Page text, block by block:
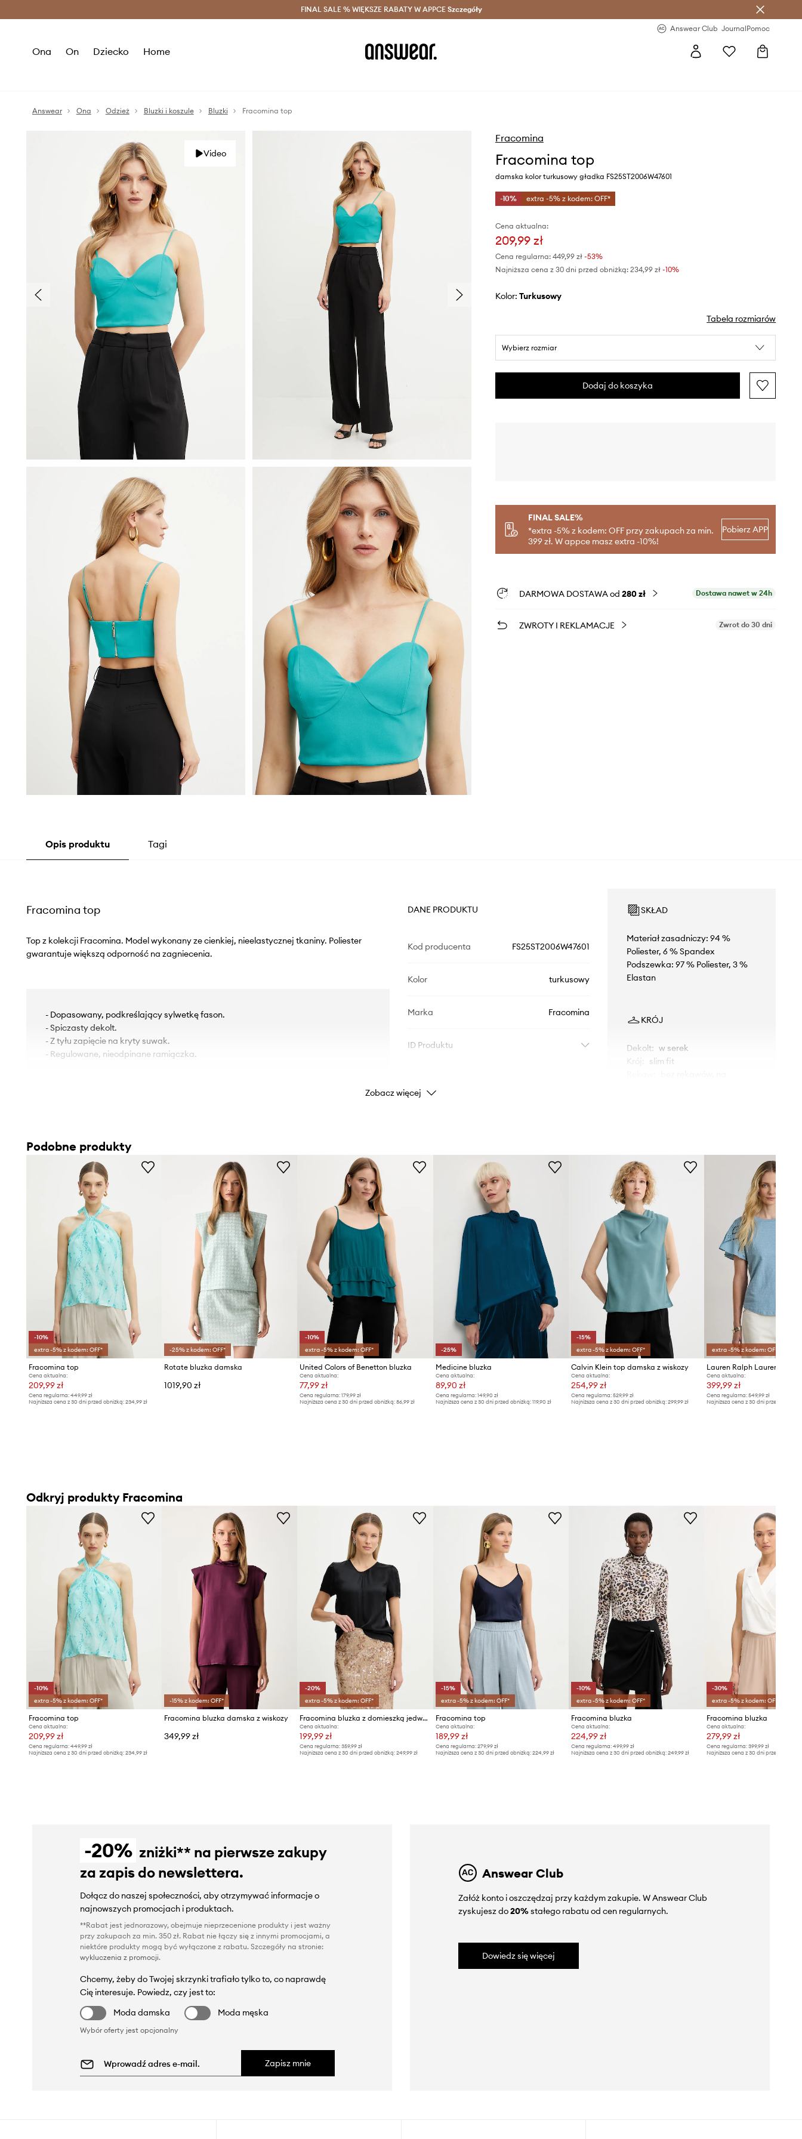
Oszczędzaj z Answear Club > Dostawa nawet w 24h >
FINAL SALE % WIĘKSZE RABATY W APPCE Szczegóły
Answear Club JournalPomoc
Ona On Dziecko Home
Answear Ona Odzież Bluzki i koszule Bluzki Fracomina top
Video
Fracomina
Fracomina top
damska kolor turkusowy gładka FS25ST2006W47601
-10% extra -5% z kodem: OFF*
Cena aktualna:
209,99 zł
Cena regularna: 449,99 zł-53%
Najniższa cena z 30 dni przed obniżką: 234,99 zł -10%
Kolor: turkusowy
Tabela rozmiarów
Wybierz rozmiar
Dodaj do koszyka
FINAL SALE%
*extra -5% z kodem: OFF przy zakupach za min.
399 zł. W appce masz extra -10%!
Pobierz APP
DARMOWA DOSTAWA od 280 zł Dostawa nawet w 24h
ZWROTY I REKLAMACJE Zwrot do 30 dni
Opis produktu Tagi
Fracomina top
Top z kolekcji Fracomina. Model wykonany ze cienkiej, nieelastycznej tkaniny. Poliester
gwarantuje większą odporność na zagniecenia.
- Dopasowany, podkreślający sylwetkę fason.
- Spiczasty dekolt.
- Z tyłu zapięcie na kryty suwak.
- Regulowane, nieodpinane ramiączka.
DANE PRODUKTU
Kod producenta FS25ST2006W47601
Kolor turkusowy
Marka Fracomina
ID Produktu
SKŁAD
Materiał zasadniczy: 94 %
Poliester, 6 % Spandex
Podszewka: 97 % Poliester, 3 %
Elastan
KRÓJ
Dekolt: w serek
Krój
slim fit
Modelka ze zdjęcia ma 177 cm
wzrostu i ma na sobie rozmiar S.
Rozmiarówka standardowa
Zalecamy wybór rozmiaru, jaki nosisz
zazwyczaj.
Rozmiary prezentowane w sklepie
zostały przeliczone na standardową,
europejską tabelę rozmiarową. Na
metce dostarczonego produktu
znajduje się oryginalne oznaczenie
producenta.
Tabela rozmiarów
Zobacz więcej
Podobne produkty
-10%
extra -5% z kodem: OFF*
Fracomina top
Cena aktualna:
209,99 zł
Cena regularna: 449,99 zł
Najniższa cena z 30 dni przed obniżką: 234,99 zł
-25% z kodem: OFF*
Rotate bluzka damska
1019,90 zł
-10%
extra -5% z kodem: OFF*
United Colors of Benetton bluzka
Cena aktualna:
77,99 zł
Cena regularna: 179,99 zł
Najniższa cena z 30 dni przed obniżką: 86,99 zł
-25%
Medicine bluzka
Cena aktualna:
89,90 zł
Cena regularna: 149,90 zł
Najniższa cena z 30 dni przed obniżką: 119,90 zł
-15%
extra -5% z kodem: OFF*
Calvin Klein top damska z wiskozy
Cena aktualna:
254,99 zł
Cena regularna:529,99 zł
Najniższa cena z 30 dni przed obniżką:299,99 zł
extra -5% z kodem: OFF*
Cena aktualna:
399,99 zł
Cena regularna: 549,99 zł
Najniższa cena z 30 dni przed obniżką:
Odkryj produkty Fracomina
-10%
extra -5% z kodem: OFF*
Fracomina top
Cena aktualna:
209,99 zł
Cena regularna: 449,99 zł
Najniższa cena z 30 dni przed obniżką: 234,99 zł
-15% z kodem: OFF*
Fracomina bluzka damska z wiskozy
349,99 zł
-20%
extra -5% z kodem: OFF*
Fracomina bluzka z domieszką jedwabiu
Cena aktualna:
199,99 zł
Cena regularna: 359,99 zł
Najniższa cena z 30 dni przed obniżką: 249,99 zł
-15%
extra -5% z kodem: OFF*
Fracomina top
Cena aktualna:
189,99 zł
Cena regularna: 279,99 zł
Najniższa cena z 30 dni przed obniżką: 224,99 zł
-10%
extra -5% z kodem: OFF*
Fracomina bluzka
Cena aktualna:
224,99 zł
Cena regularna:499,99 zł
Najniższa cena z 30 dni przed obniżką:249,99 zł
-30%
extra -5% z kodem: OFF*
Fracomina bluzka
Cena aktualna:
279,99 zł
Cena regularna: 399,99 zł
Najniższa cena z 30 dni przed obniżką:
-20% zniżki** na pierwsze zakupy
za zapis do newslettera.
Dołącz do naszej społeczności, aby otrzymywać informacje o
najnowszych promocjach i produktach.
**Rabat jest jednorazowy, obejmuje nieprzecenione produkty i jest ważny
przy zakupach za min. 350 zł. Rabat nie łączy się z innymi promocjami, a
niektóre produkty mogą być wyłączone z rabatu. Szczegóły na stronie:
wykluczenia z promocji.
Chcemy, żeby do Twojej skrzynki trafiało tylko to, co naprawdę
Cię interesuje. Powiedz, czy jest to:
Moda damska
Moda męska
Wybór oferty jest opcjonalny
Zapisz mnie
Answear Club
Załóż konto i oszczędzaj przy każdym zakupie. W Answear Club
zyskujesz do20%stałego rabatu od cen regularnych.
Dowiedz się więcej